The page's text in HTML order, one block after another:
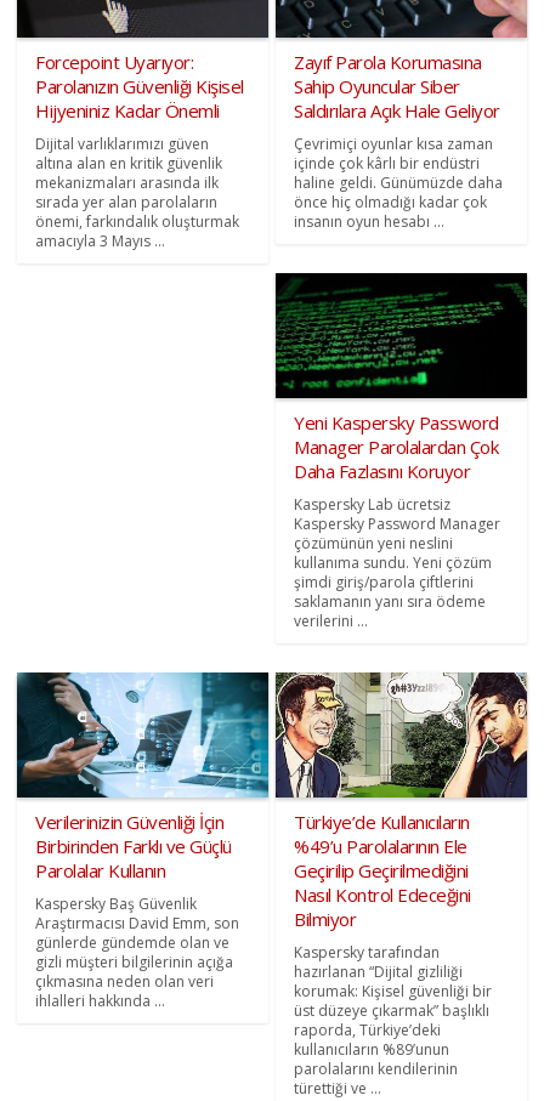
Forcepoint Uyarıyor:
Parolanızın Güvenliği Kişisel
Hijyeniniz Kadar Önemli
Dijital varlıklarımızı güven
altına alan en kritik güvenlik
mekanizmaları arasında ilk
sırada yer alan parolaların
önemi, farkındalık oluşturmak
amacıyla 3 Mayıs ...
Zayıf Parola Korumasına
Sahip Oyuncular Siber
Saldırılara Açık Hale Geliyor
Çevrimiçi oyunlar kısa zaman
içinde çok kârlı bir endüstri
haline geldi. Günümüzde daha
önce hiç olmadığı kadar çok
insanın oyun hesabı ...
Yeni Kaspersky Password
Manager Parolalardan Çok
Daha Fazlasını Koruyor
Kaspersky Lab ücretsiz
Kaspersky Password Manager
çözümünün yeni neslini
kullanıma sundu. Yeni çözüm
şimdi giriş/parola çiftlerini
saklamanın yanı sıra ödeme
verilerini ...
Verilerinizin Güvenliği İçin
Birbirinden Farklı ve Güçlü
Parolalar Kullanın
Kaspersky Baş Güvenlik
Araştırmacısı David Emm, son
günlerde gündemde olan ve
gizli müşteri bilgilerinin açığa
çıkmasına neden olan veri
ihlalleri hakkında ...
Türkiye’de Kullanıcıların
%49’u Parolalarının Ele
Geçirilip Geçirilmediğini
Nasıl Kontrol Edeceğini
Bilmiyor
Kaspersky tarafından
hazırlanan “Dijital gizliliği
korumak: Kişisel güvenliği bir
üst düzeye çıkarmak” başlıklı
raporda, Türkiye’deki
kullanıcıların %89’unun
parolalarını kendilerinin
türettiği ve ...